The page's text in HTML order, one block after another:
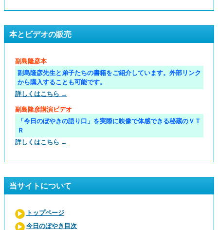
本とビデオの販売
副島隆彦本
副島隆彦先生と弟子たちの書籍をご紹介しています。外部リンク
から購入することも可能です。
詳しくはこちら →
副島隆彦講演ビデオ
「今日のぼやきの語り口」を実際に映像で体感できる秘蔵のＶＴ
Ｒ
詳しくはこちら →
当サイトについて
トップページ
今日のぼやき目次